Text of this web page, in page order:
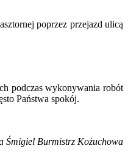
poprzez przejazd ulicą
podczas wykonywania robót
Państwa spokój.
Śmigiel Burmistrz Kożuchowa